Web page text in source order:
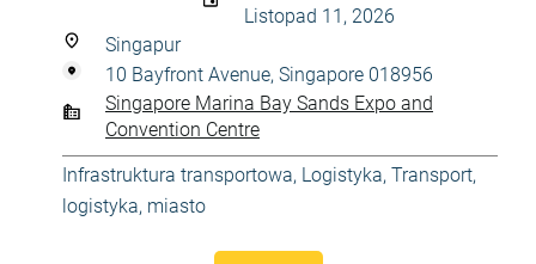
Listopad 11, 2026
Singapur
10 Bayfront Avenue, Singapore 018956
Singapore Marina Bay Sands Expo and
Convention Centre
Infrastruktura transportowa, Logistyka, Transport,
logistyka, miasto